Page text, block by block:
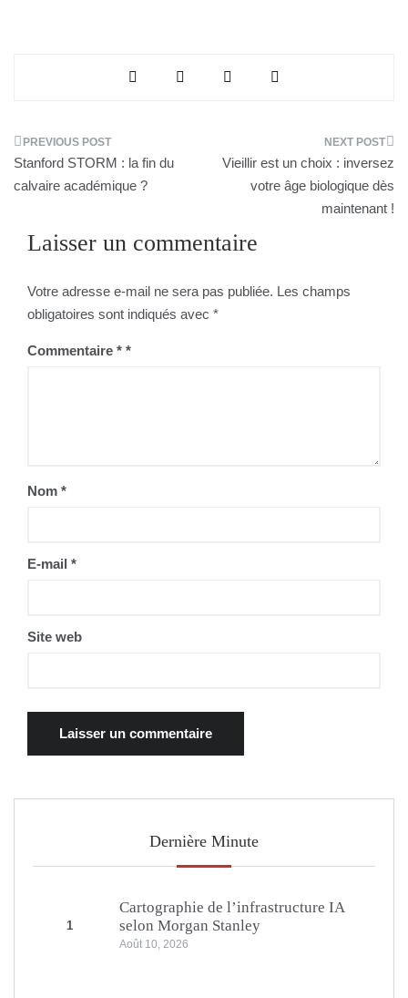
Navigation
de
Stanford STORM : la fin du
calvaire académique ?
Vieillir est un choix : inversez
votre âge biologique dès
maintenant !
Laisser un commentaire
Votre adresse e-mail ne sera pas publiée. Les champs
obligatoires sont indiqués avec *
Commentaire *
Nom *
E-mail *
Site web
Dernière Minute
1
Cartographie de l’infrastructure IA
selon Morgan Stanley
Août 10, 2026